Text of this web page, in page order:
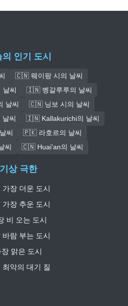
의 인기 도시
🇨🇳 웨이팡 시의 날씨
씨
🇮🇳 벵갈루루의 날씨
날씨
🇨🇳 닝보 시의 날씨
씨
🇮🇳 Kallakurichi의 날씨
씨
🇵🇰 라호르의 날씨
씨
🇨🇳 Huai'an의 날씨
기상 극한
가장 더운 도시
가장 추운 도시
비 오는 도시
바람 부는 도시
장 맑은 도시
최악의 대기 질